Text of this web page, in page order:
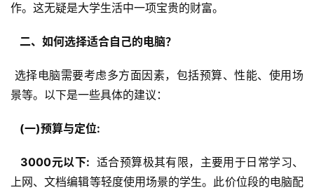
作。这无疑是大学生活中一项宝贵的财富。
  二、如何选择适合自己的电脑？
景等。以下是一些具体的建议：
  (一)预算与定位:
  3000元以下:
适合预算极其有限，主要用于日常学习、
上网、文档编辑等轻度使用场景的学生。此价位段的电脑配